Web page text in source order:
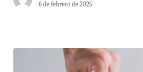
6 de febrero de 2025